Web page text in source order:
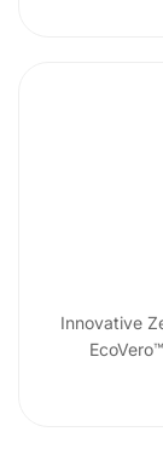
Innovative